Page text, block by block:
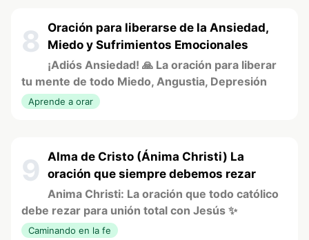
8
Oración para liberarse de la Ansiedad,
Miedo y Sufrimientos Emocionales
¡Adiós Ansiedad! 🙏 La oración para liberar
tu mente de todo Miedo, Angustia, Depresión
Aprende a orar
9
Alma de Cristo (Ánima Christi) La
oración que siempre debemos rezar
Anima Christi: La oración que todo católico
debe rezar para unión total con Jesús ✨
Caminando en la fe